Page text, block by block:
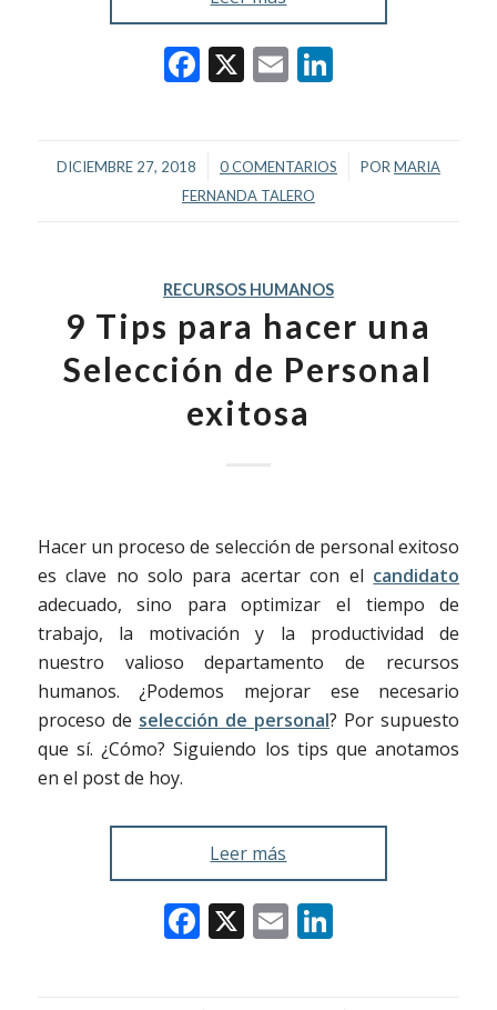
Facebook
X EmailLinkedIn
DICIEMBRE 27, 2018
/ 0 COMENTARIOS
/ POR MARIA
FERNANDA TALERO
RECURSOS HUMANOS
9 Tips para hacer una
Selección de Personal
exitosa
Hacer un proceso de selección de personal exitoso
es clave no solo para acertar con el candidato
adecuado, sino para optimizar el tiempo de
trabajo, la motivación y la productividad de
nuestro valioso departamento de recursos
humanos. ¿Podemos mejorar ese necesario
proceso de selección de personal? Por supuesto
que sí. ¿Cómo? Siguiendo los tips que anotamos
en el post de hoy.
Leer más
Facebook
X EmailLinkedIn